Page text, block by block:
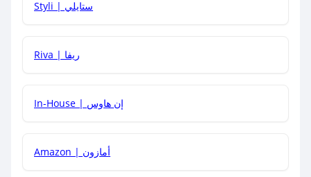
هل يمكنني جمع كود خصم مع العروض الأخرى؟
Styli | ستايلي
Riva | ريفا
In-House | إن هاوس
Amazon | أمازون